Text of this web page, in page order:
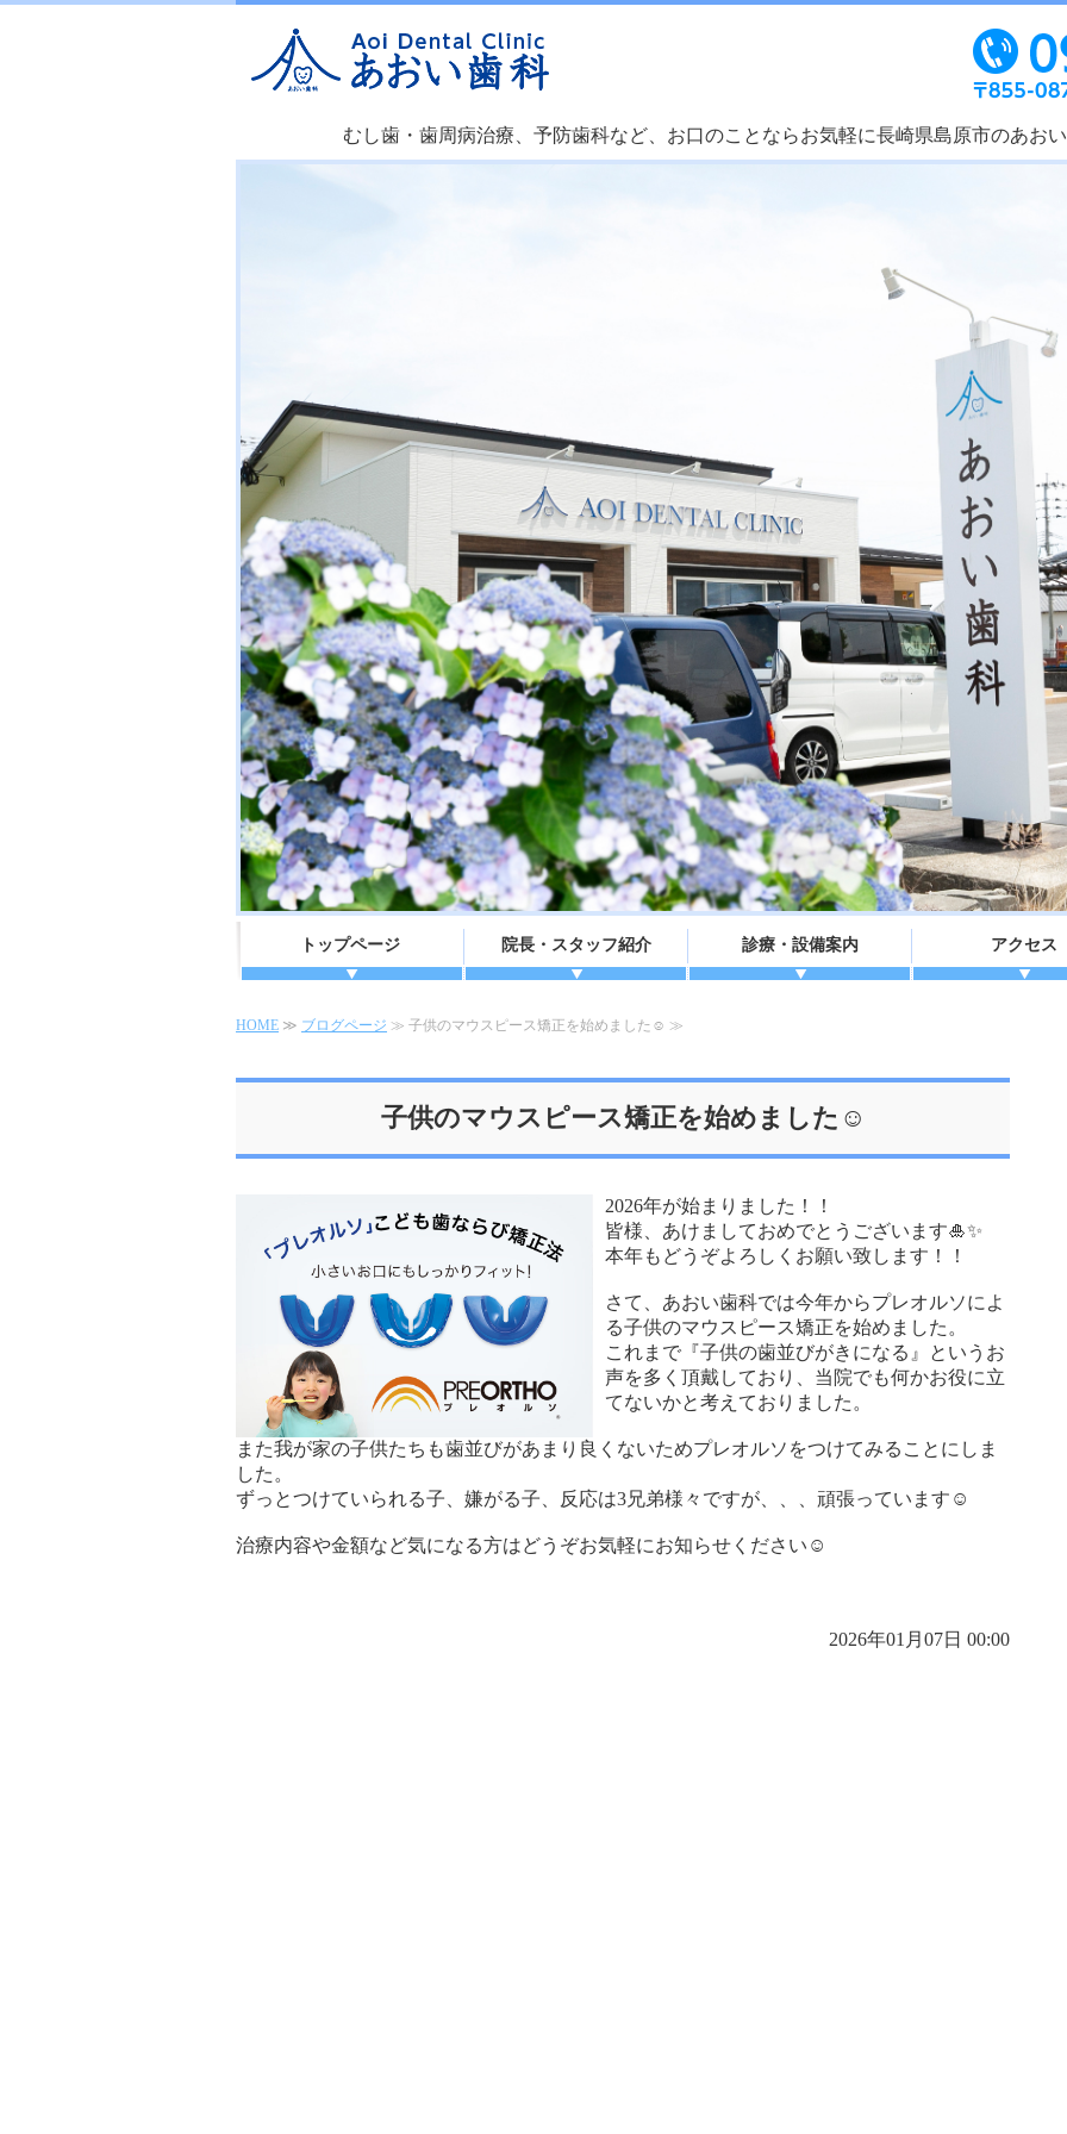
むし歯・歯周病治療、予防歯科など、お口のことならお気軽に長崎県島原市のあお
トップページ 院長・スタッフ紹介 診療・設備案内 アクセス
HOME ≫ ブログページ ≫ 子供のマウスピース矯正を始めました☺ ≫
子供のマウスピース矯正を始めました☺
2026年が始まりました！！
皆様、あけましておめでとうございます🎍✨
本年もどうぞよろしくお願い致します！！
さて、あおい歯科では今年からプレオルソによ
る子供のマウスピース矯正を始めました。
これまで『子供の歯並びがきになる』というお
声を多く頂戴しており、当院でも何かお役に立
てないかと考えておりました。
また我が家の子供たちも歯並びがあまり良くないためプレオルソをつけてみることにしま
した。
ずっとつけていられる子、嫌がる子、反応は3兄弟様々ですが、、、頑張っています☺
治療内容や金額など気になる方はどうぞお気軽にお知らせください☺
2026年01月07日 00:00